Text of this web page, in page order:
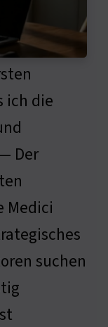
ich die
Der
Medici
suchen